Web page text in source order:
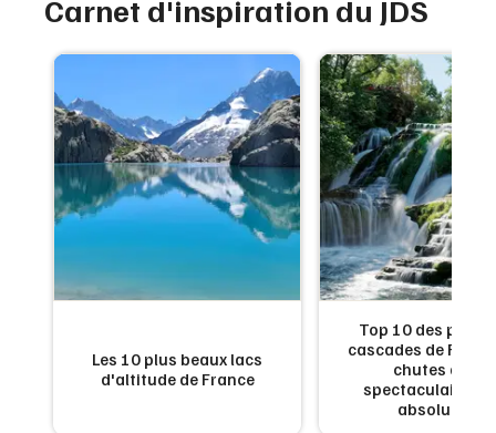
Carnet d'inspiration du JDS
Les 10 plus beaux lacs
d'altitude de France
Top 10 des plus
cascades de
chutes d'eau
spectaculaires à
absolument